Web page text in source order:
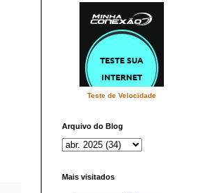
Teste de Velocidade
Arquivo do Blog
Mais visitados